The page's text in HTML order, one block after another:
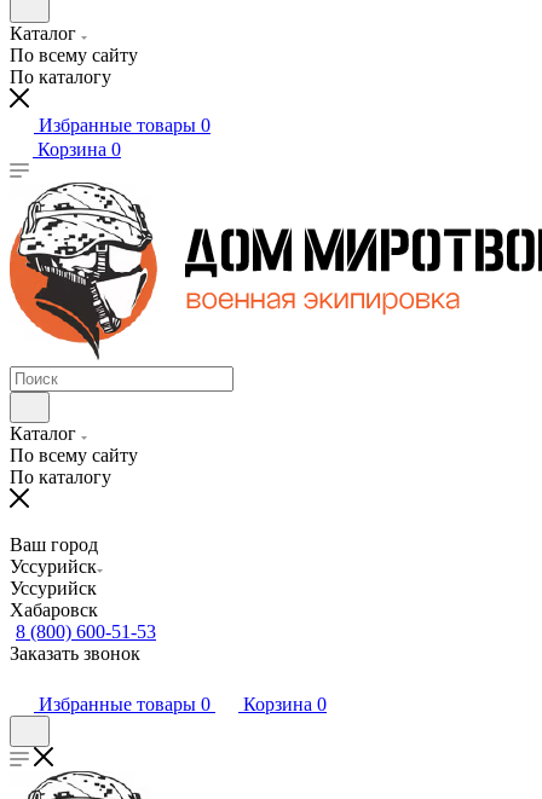
Каталог
По всему сайту
По каталогу
Избранные товары 0
Корзина 0
Каталог
По всему сайту
По каталогу
Ваш город
Уссурийск
Уссурийск
Хабаровск
8 (800) 600-51-53
Заказать звонок
Избранные товары 0 Корзина 0